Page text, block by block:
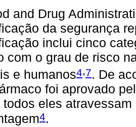
and Drug
da segurança
inclui cinco
com o grau de risco
e humanos4,7. De
foi aprovado
todos eles
4.